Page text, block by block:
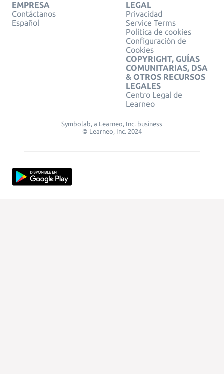
EMPRESA
Contáctanos
Español
LEGAL
Privacidad
Service Terms
Política de cookies
Configuración de
Cookies
COPYRIGHT, GUÍAS
COMUNITARIAS, DSA
& OTROS RECURSOS
LEGALES
Centro Legal de
Learneo
Symbolab, a Learneo, Inc. business
© Learneo, Inc. 2024